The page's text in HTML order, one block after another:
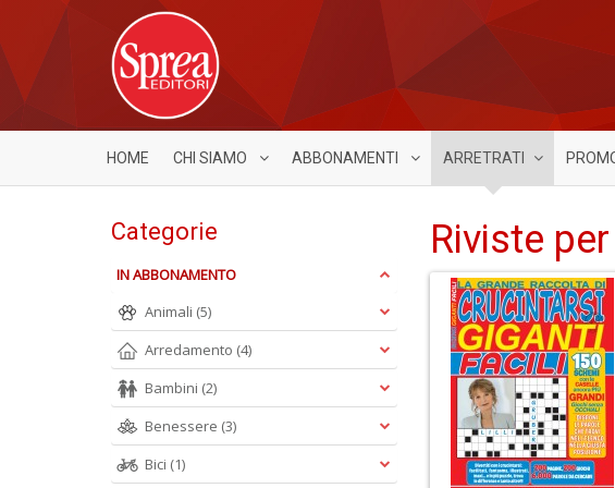
HOME CHI SIAMO ABBONAMENTI ARRETRATI
Riviste
Categorie
IN ABBONAMENTO
Animali (5)
Arredamento (4)
Bambini (2)
Benessere (3)
Bici (1)